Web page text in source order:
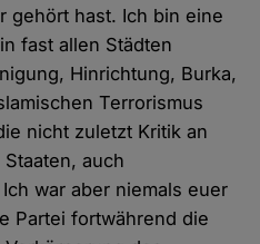
gehört hast. Ich bin eine
fast allen Städten
Hinrichtung, Burka,
Terrorismus
nicht zuletzt Kritik an
auch
war aber niemals euer
Partei fortwährend die